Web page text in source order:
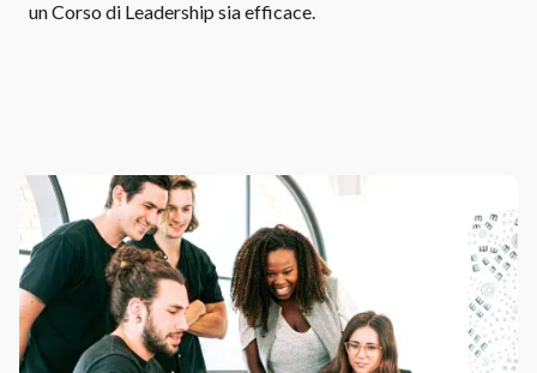
un Corso di Leadership sia efficace.